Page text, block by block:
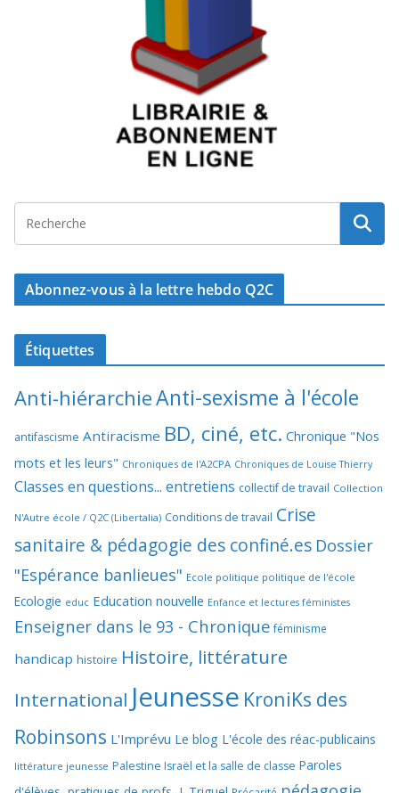
Abonnez-vous à la lettre hebdo Q2C
Étiquettes
Anti-hiérarchieAnti-sexisme à l'école
antifascisme Antiracisme BD, ciné, etc. Chronique "Nos
mots et les leurs" Chroniques de l'A2CPA Chroniques de Louise Thierry
Classes en questions... entretiens collectif de travail Collection
N'Autre école / Q2C (Libertalia) Conditions de travail Crise
sanitaire & pédagogie des confiné.es Dossier
"Espérance banlieues" Ecole politique politique de l'école
Ecologie educ Education nouvelle Enfance et lectures féministes
Enseigner dans le 93 - Chronique féminisme
handicap histoire Histoire, littérature
International Jeunesse KroniKs des
Robinsons L'Imprévu Le blog L'école des réac-publicains
littérature jeunesse Palestine Israël et la salle de classe Paroles